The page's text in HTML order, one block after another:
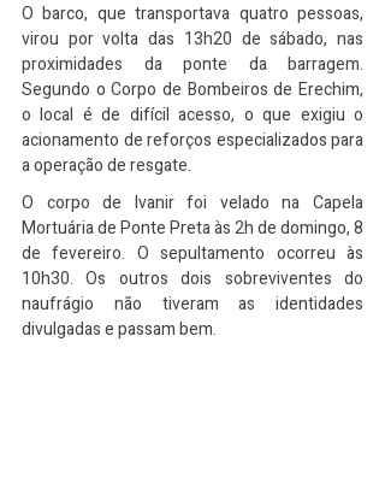
O barco, que transportava quatro pessoas,
virou por volta das 13h20 de sábado, nas
proximidades da ponte da barragem.
Segundo o Corpo de Bombeiros de Erechim,
o local é de difícil acesso, o que exigiu o
acionamento de reforços especializados para
a operação de resgate.
O corpo de Ivanir foi velado na Capela
Mortuária de Ponte Preta às 2h de domingo, 8
de fevereiro. O sepultamento ocorreu às
10h30. Os outros dois sobreviventes do
naufrágio não tiveram as identidades
divulgadas e passam bem.